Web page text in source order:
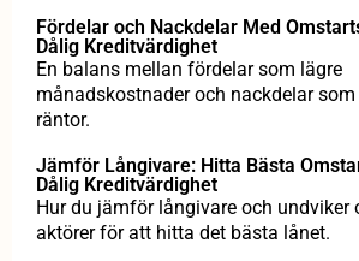
Fördelar och Nackdelar Med
Dålig Kreditvärdighet
En balans mellan fördelar som lägre
månadskostnader och nackdelar som
räntor.
Jämför Långivare: Hitta Bästa
Dålig Kreditvärdighet
Hur du jämför långivare och undviker
aktörer för att hitta det bästa lånet.